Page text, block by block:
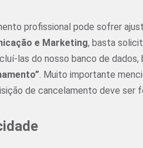
profissional pode sofrer
e Marketing, basta
las do nosso banco de dados,
. Muito importante
de cancelamento deve ser